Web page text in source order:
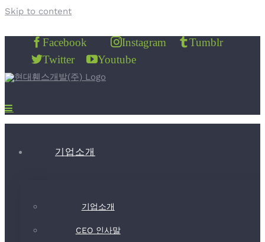
Skip to content
Facebook Instagram
Tumblr
Twitter
Youtube
기업소개
기업소개
CEO 인사말